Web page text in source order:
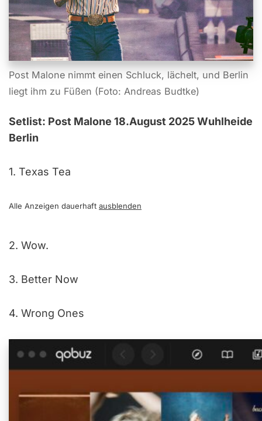
Post Malone nimmt einen Schluck, lächelt, und Berlin
liegt ihm zu Füßen (Foto: Andreas Budtke)
Setlist: Post Malone 18.August 2025 Wuhlheide
Berlin
1. Texas Tea
Alle Anzeigen dauerhaft ausblenden
2. Wow.
3. Better Now
4. Wrong Ones